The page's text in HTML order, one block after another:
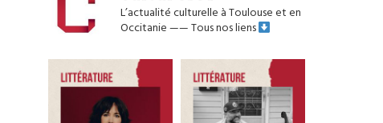
L’actualité culturelle à Toulouse et en
Occitanie——Tous nos liens